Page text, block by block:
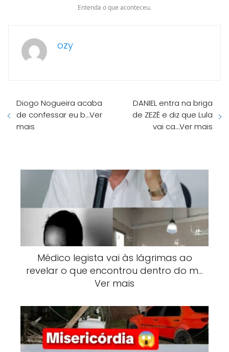
Entenda o que aconteceu.
ozy
Diogo Nogueira acaba
de confessar eu b…Ver
mais
DANIEL entra na briga
de ZEZÉ e diz que Lula
vai ca…Ver mais
Médico legista vai às lágrimas ao
revelar o que encontrou dentro do m…
Ver mais